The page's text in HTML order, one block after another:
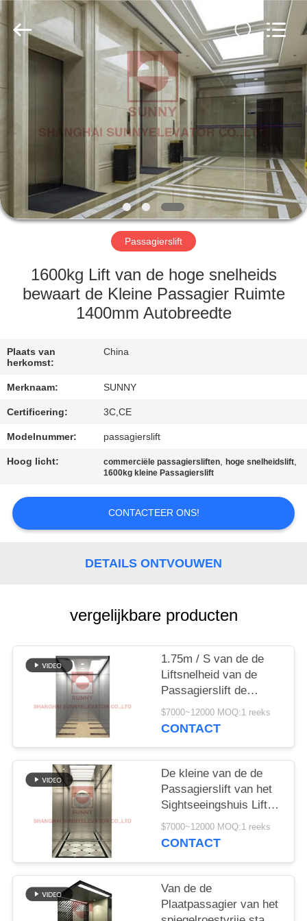
HUIS
PRODUCTEN
VIDEOS
ONGEVEER
ONS
FABRIEKSREIS
KWALITEITSCONTROLE
CONTACTEER
VERZOEK
OM EEN
CITAAT
SITEMAP
ELEVATOR
CO.,LTD.
Rights
Reserved.
Passagierslift
1600kg Lift van de hoge snelheids
bewaart de Kleine Passagier Ruimte
1400mm Autobreedte
Plaats van
herkomst:
China
Merknaam: SUNNY
Certificering: 3C,CE
Modelnummer: passagierslift
Hoog licht: commerciële passagiersliften,hoge snelheidslift,
1600kg kleine Passagierslift
CONTACTEER ONS!
DETAILS ONTVOUWEN
vergelijkbare producten
1.75m / S van de de
Liftsnelheid van de
Passagierslift de
Aandrijvingsplaats
ModelSystem
$7000~12000 MOQ:1 reeks
CONTACT
De kleine van de de
Passagierslift van het
Sightseeingshuis Liften
van het de Lift
Panoramische Glas
$7000~12000 MOQ:1 reeks
CONTACT
Van de de
Plaatpassagier van het